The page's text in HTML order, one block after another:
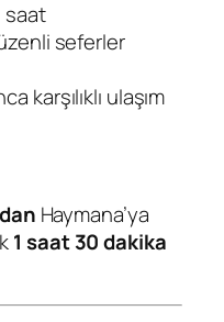
saat
seferler
karşılıklı ulaşım
Haymana’ya
1 saat 30 dakika